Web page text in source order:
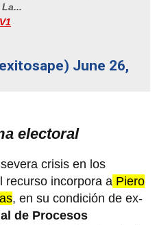
June 26,
electoral
crisis en los
recurso incorpora a Piero
, en su condición de ex-
de Procesos